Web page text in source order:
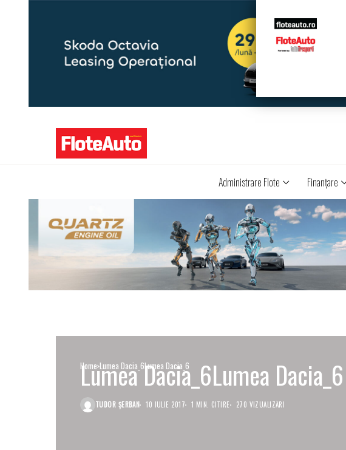
Administrare Flote Finanţare
Home Lumea Dacia_6Lumea Dacia_6
Lumea Dacia_6Lumea Dacia_6
TUDOR ȘERBAN 10 IULIE 2017 1 MIN. CITIRE 270 VIZUALIZĂRI